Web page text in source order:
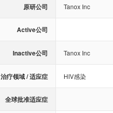
原研公司 Tanox Inc
Active公司
Inactive公司 Tanox Inc
治疗领域 / 适应症 HIV感染
全球批准适应症